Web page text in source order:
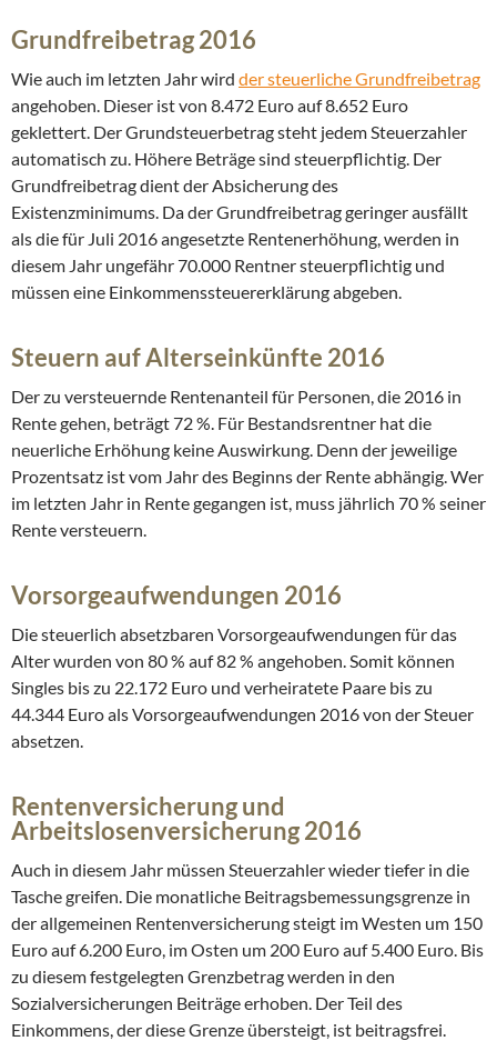
Grundfreibetrag 2016
Wie auch im letzten Jahr wird der steuerliche Grundfreibetrag
angehoben. Dieser ist von 8.472 Euro auf 8.652 Euro
geklettert. Der Grundsteuerbetrag steht jedem Steuerzahler
automatisch zu. Höhere Beträge sind steuerpflichtig. Der
Grundfreibetrag dient der Absicherung des
Existenzminimums. Da der Grundfreibetrag geringer ausfällt
als die für Juli 2016 angesetzte Rentenerhöhung, werden in
diesem Jahr ungefähr 70.000 Rentner steuerpflichtig und
müssen eine Einkommenssteuererklärung abgeben.
Steuern auf Alterseinkünfte 2016
Der zu versteuernde Rentenanteil für Personen, die 2016 in
Rente gehen, beträgt 72 %. Für Bestandsrentner hat die
neuerliche Erhöhung keine Auswirkung. Denn der jeweilige
Prozentsatz ist vom Jahr des Beginns der Rente abhängig. Wer
im letzten Jahr in Rente gegangen ist, muss jährlich 70 % seiner
Rente versteuern.
Vorsorgeaufwendungen 2016
Die steuerlich absetzbaren Vorsorgeaufwendungen für das
Alter wurden von 80 % auf 82 % angehoben. Somit können
Singles bis zu 22.172 Euro und verheiratete Paare bis zu
44.344 Euro als Vorsorgeaufwendungen 2016 von der Steuer
absetzen.
Rentenversicherung und
Arbeitslosenversicherung 2016
Auch in diesem Jahr müssen Steuerzahler wieder tiefer in die
Tasche greifen. Die monatliche Beitragsbemessungsgrenze in
der allgemeinen Rentenversicherung steigt im Westen um 150
Euro auf 6.200 Euro, im Osten um 200 Euro auf 5.400 Euro. Bis
zu diesem festgelegten Grenzbetrag werden in den
Sozialversicherungen Beiträge erhoben. Der Teil des
Einkommens, der diese Grenze übersteigt, ist beitragsfrei.